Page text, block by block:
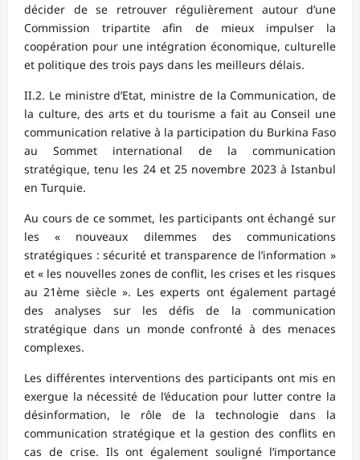
décider de se retrouver régulièrement autour d’une
Commission tripartite afin de mieux impulser la
coopération pour une intégration économique, culturelle
et politique des trois pays dans les meilleurs délais.
II.2. Le ministre d’Etat, ministre de la Communication, de
la culture, des arts et du tourisme a fait au Conseil une
communication relative à la participation du Burkina Faso
au Sommet international de la communication
stratégique, tenu les 24 et 25 novembre 2023 à Istanbul
en Turquie.
Au cours de ce sommet, les participants ont échangé sur
les « nouveaux dilemmes des communications
stratégiques : sécurité et transparence de l’information »
et « les nouvelles zones de conflit, les crises et les risques
au 21ème siècle ». Les experts ont également partagé
des analyses sur les défis de la communication
stratégique dans un monde confronté à des menaces
complexes.
Les différentes interventions des participants ont mis en
exergue la nécessité de l’éducation pour lutter contre la
désinformation, le rôle de la technologie dans la
communication stratégique et la gestion des conflits en
cas de crise. Ils ont également souligné l’importance